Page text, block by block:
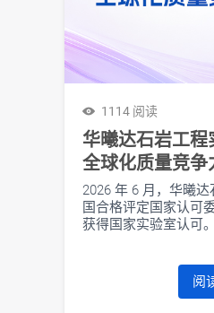
1114 阅读
华曦达石岩工程
全球化质量竞争
2026 年 6 月，华曦
国合格评定国家认可
获得国家实验室认可。
阅